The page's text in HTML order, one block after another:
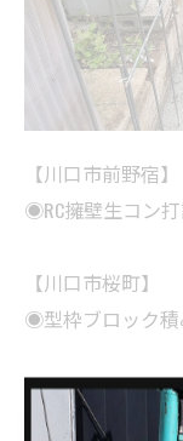
【川口市前野宿】
◉RC擁壁生コン
【川口市桜町】
◉型枠ブロック